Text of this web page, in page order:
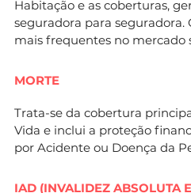
Habitação e as coberturas,
seguradora para seguradora.
mais frequentes no mercado
MORTE
Trata-se da cobertura
Vida e inclui a proteção
por Acidente ou Doença da
IAD (INVALIDEZ ABSOLUTA